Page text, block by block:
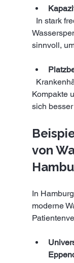
sinnvoll,
Kompakte
sich
von
In
moderne